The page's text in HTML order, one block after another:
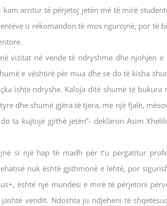
kam arritur të përjetoj jetën më të mirë
u rekomandon të mos ngurojnë, por të
vizitat në vende të ndryshme dhe njohjen e
e vështirë për mua dhe se do të kisha
ishte ndryshe. Kaloja ditë shumë të bukura
dhe shumë gjëra të tjera, me një fjalë,
ta kujtojë gjithë jetën”- deklaron Asim
si një hap të madh për t’u përgatitur
nuk është gjithmonë e lehtë, por
është një mundësi e mirë të përjetoni
vendit. Ndoshta ju ndjeheni të